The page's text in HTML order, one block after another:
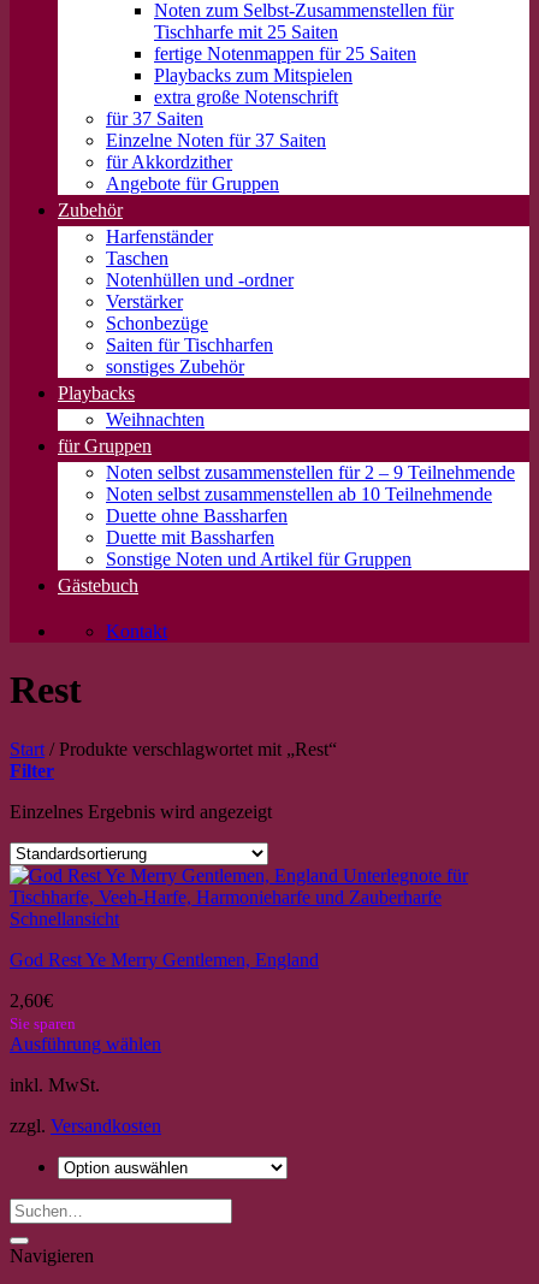
Noten zum Selbst-Zusammenstellen für
Tischharfe mit 25 Saiten
fertige Notenmappen für 25 Saiten
Playbacks zum Mitspielen
extra große Notenschrift
für 37 Saiten
Einzelne Noten für 37 Saiten
für Akkordzither
Angebote für Gruppen
Zubehör
Harfenständer
Taschen
Notenhüllen und -ordner
Verstärker
Schonbezüge
Saiten für Tischharfen
sonstiges Zubehör
Playbacks
Weihnachten
für Gruppen
Noten selbst zusammenstellen für 2 – 9 Teilnehmende
Noten selbst zusammenstellen ab 10 Teilnehmende
Duette ohne Bassharfen
Duette mit Bassharfen
Sonstige Noten und Artikel für Gruppen
Gästebuch
Kontakt
Rest
Start /Produkte verschlagwortet mit „Rest“
Filter
Einzelnes Ergebnis wird angezeigt
Schnellansicht
God Rest Ye Merry Gentlemen, England
2,60€
Sie sparen
Ausführung wählen
Produkt
mehrere
Die
Optionen
können
auf
inkl. MwSt.
zzgl. Versandkosten
Navigieren